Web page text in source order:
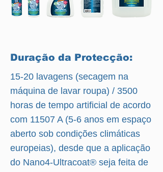
Duração da Protecção:
15-20 lavagens (secagem na
máquina de lavar roupa) / 3500
horas de tempo artificial de acordo
com 11507 A (5-6 anos em espaço
aberto sob condições climáticas
europeias), desde que a aplicação
do Nano4-Ultracoat® seja feita de